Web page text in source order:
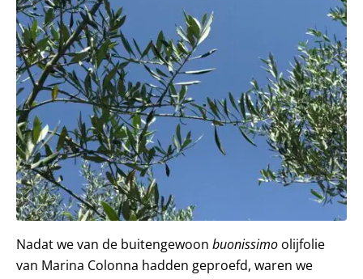
Nadat we van de buitengewoon buonissimo olijfolie
van Marina Colonna hadden geproefd, waren we